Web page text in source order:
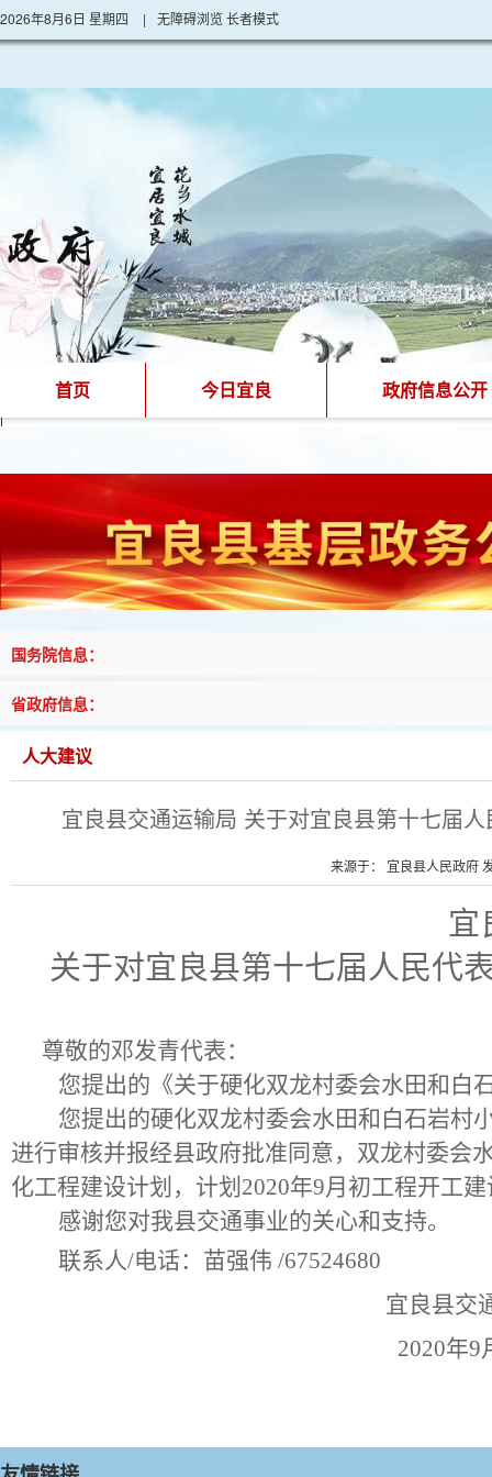
2026年8月6日 星期四 | 无障碍浏览长者模式
首页 今日宜良 政府信息公开
国务院信息：
省政府信息：
人大建议
宜良县交通运输局 关于对宜良县第十七届
来源于： 宜良县人民政府
宜
关于对宜良县第十七届人民代
尊敬的邓发青代表：
您提出的《关于硬化双龙村委会水田和白
您提出的硬化双龙村委会水田和白石岩村
进行审核并报经县政府批准同意， 双龙村委会
化工程建设计划，计划 2020年9月初工程开工
感谢您对我县交通事业的关心和支持。
联系人/电话： 苗强伟 /67524680
宜良县交
2020年9